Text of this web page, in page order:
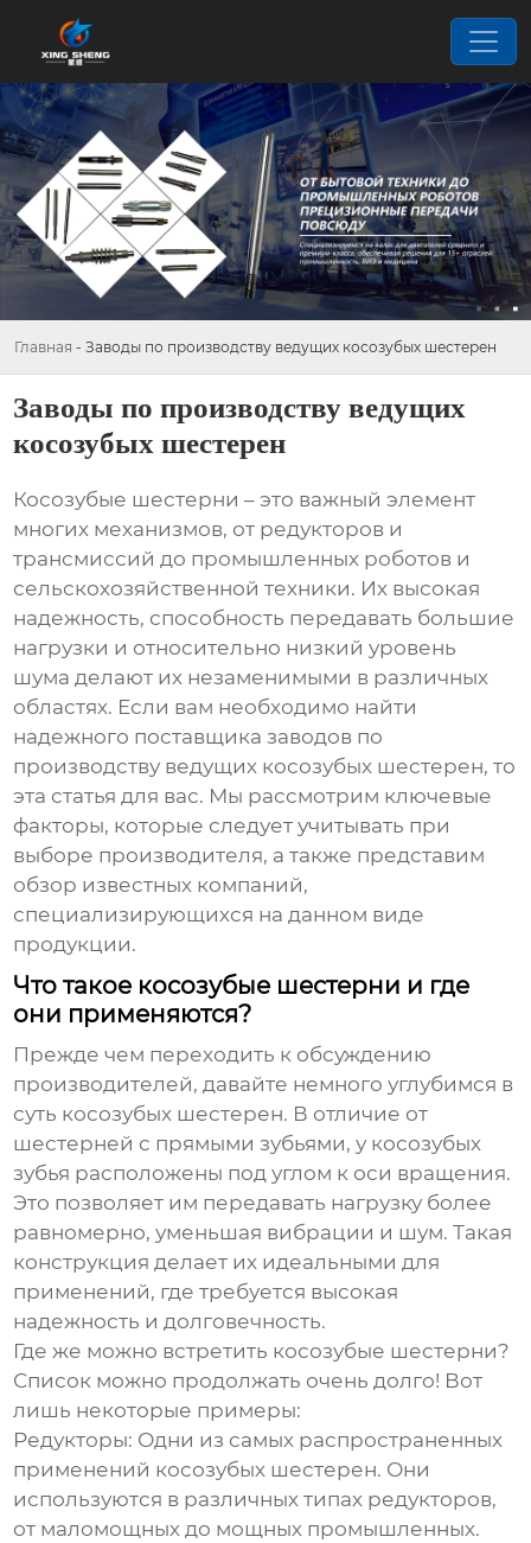
Главная - Заводы по производству ведущих косозубых шестерен
Заводы по производству ведущих
косозубых шестерен
Косозубые шестерни – это важный элемент
многих механизмов, от редукторов и
трансмиссий до промышленных роботов и
сельскохозяйственной техники. Их высокая
надежность, способность передавать большие
нагрузки и относительно низкий уровень
шума делают их незаменимыми в различных
областях. Если вам необходимо найти
надежного поставщиказаводов по
производству ведущих косозубых шестерен, то
эта статья для вас. Мы рассмотрим ключевые
факторы, которые следует учитывать при
выборе производителя, а также представим
обзор известных компаний,
специализирующихся на данном виде
продукции.
Что такое косозубые шестерни и где
они применяются?
Прежде чем переходить к обсуждению
производителей, давайте немного углубимся в
суть косозубых шестерен. В отличие от
шестерней с прямыми зубьями, у косозубых
зубья расположены под углом к оси вращения.
Это позволяет им передавать нагрузку более
равномерно, уменьшая вибрации и шум. Такая
конструкция делает их идеальными для
применений, где требуется высокая
надежность и долговечность.
Где же можно встретить косозубые шестерни?
Список можно продолжать очень долго! Вот
лишь некоторые примеры:
Редукторы: Одни из самых распространенных
применений косозубых шестерен. Они
используются в различных типах редукторов,
от маломощных до мощных промышленных.